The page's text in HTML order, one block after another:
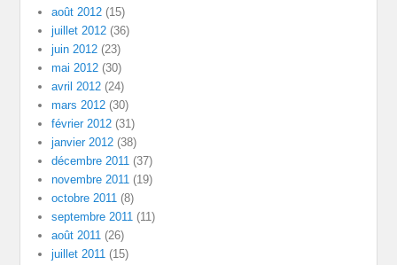
août 2012 (15)
juillet 2012 (36)
juin 2012 (23)
mai 2012 (30)
avril 2012 (24)
mars 2012 (30)
février 2012 (31)
janvier 2012 (38)
décembre 2011 (37)
novembre 2011 (19)
octobre 2011 (8)
septembre 2011 (11)
août 2011 (26)
juillet 2011 (15)